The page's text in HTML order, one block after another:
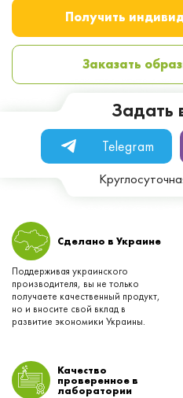
Получить
Заказать
Задать
Telegram
Сделано в Украине
Поддерживая украинского
производителя, вы не только
получаете качественный продукт,
но и вносите свой вклад в
развитие экономики Украины.
Качество
проверенное в
лаборатории